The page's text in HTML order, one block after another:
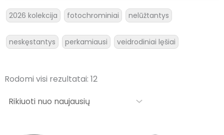
2026 kolekcija fotochrominiai nelūžtantys
neskęstantys perkamiausi veidrodiniai lęšiai
Rodomi visi rezultatai: 12